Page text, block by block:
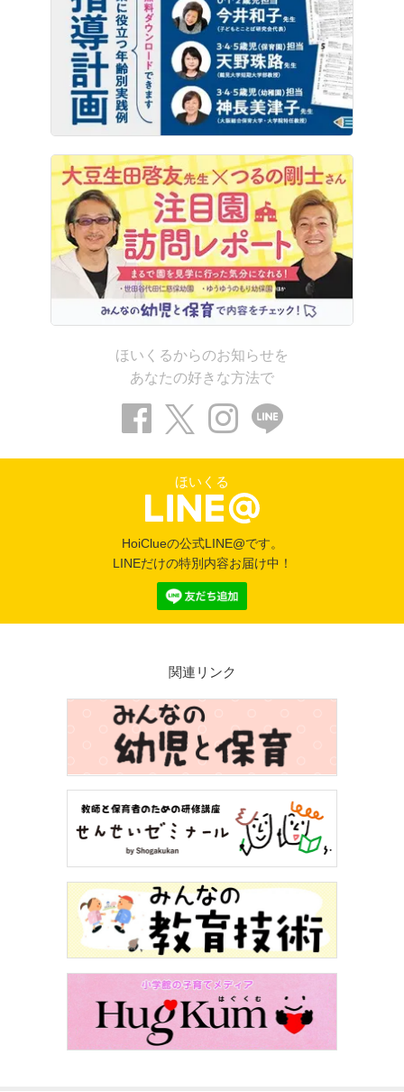
ほいくるからのお知らせを
あなたの好きな方法で
ほいくる
HoiClueの公式LINE@です。
LINEだけの特別内容お届け中！
関連リンク